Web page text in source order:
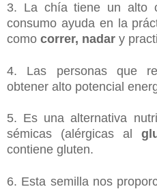
3. La chía tiene un alto
consumo ayuda en la
como correr, nadar y
4. Las personas que
obtener alto potencial
5. Es una alternativa
sémicas (alérgicas al
contiene gluten.
6. Esta semilla nos